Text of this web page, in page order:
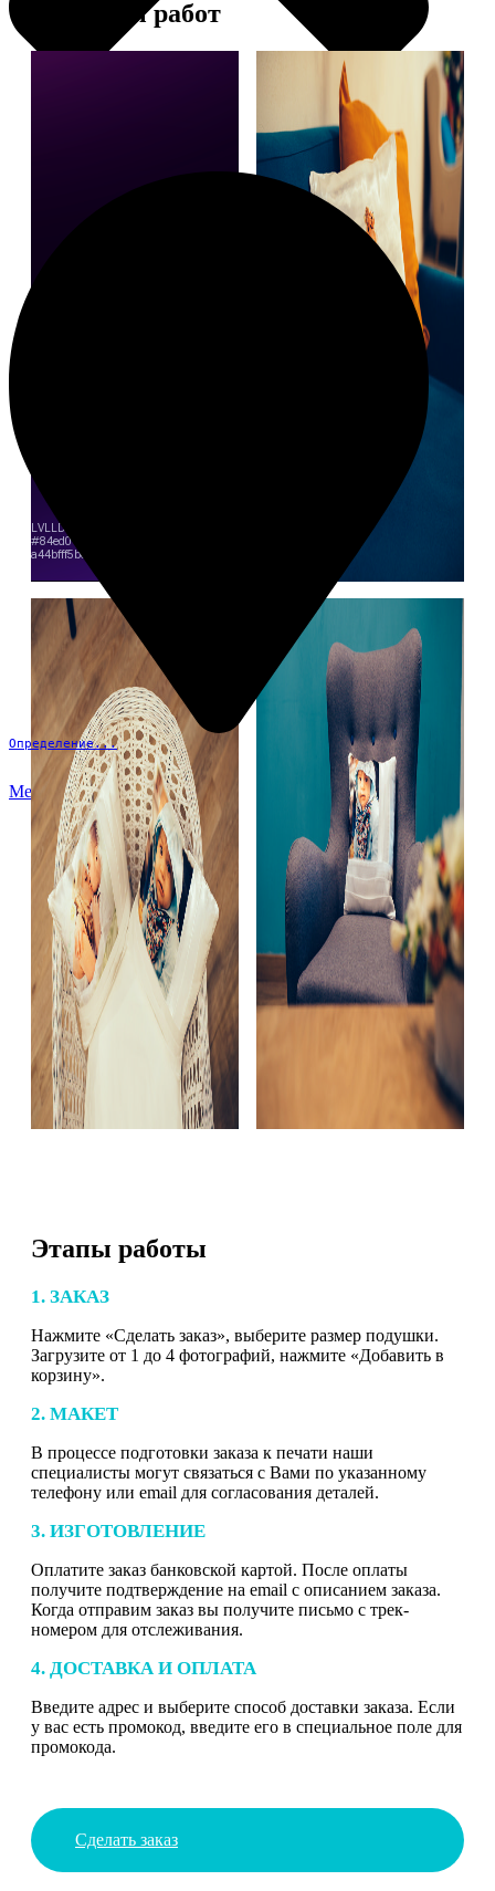
Определение...
Меню
Примеры работ
Этапы работы
1. ЗАКАЗ
Нажмите «Сделать заказ», выберите размер подушки.
Загрузите от 1 до 4 фотографий, нажмите «Добавить в
корзину».
2. МАКЕТ
В процессе подготовки заказа к печати наши
специалисты могут связаться с Вами по указанному
телефону или email для согласования деталей.
3. ИЗГОТОВЛЕНИЕ
Оплатите заказ банковской картой. После оплаты
получите подтверждение на email с описанием заказа.
Когда отправим заказ вы получите письмо с трек-
номером для отслеживания.
4. ДОСТАВКА И ОПЛАТА
Введите адрес и выберите способ доставки заказа. Если
у вас есть промокод, введите его в специальное поле для
промокода.
Сделать заказ